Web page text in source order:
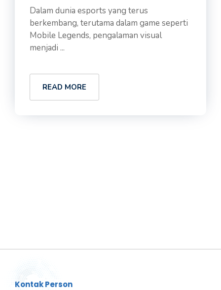
Dalam dunia esports yang terus
berkembang, terutama dalam game seperti
Mobile Legends, pengalaman visual
menjadi ...
READ MORE
Kontak Person